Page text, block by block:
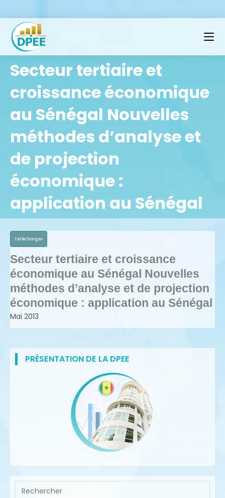
Secteur tertiaire et
croissance économique
au Sénégal Nouvelles
méthodes d’analyse et
de projection
économique :
application au Sénégal
Télécharger
Secteur tertiaire et croissance
économique au Sénégal Nouvelles
méthodes d’analyse et de projection
économique : application au Sénégal
Mai 2013
PRÉSENTATION DE LA DPEE